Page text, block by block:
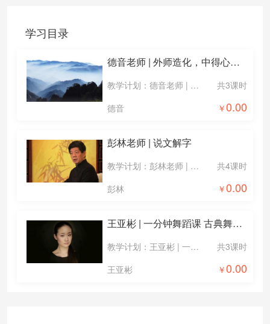
学习目录
德音老师 | 外师造化，中得心源——中国艺术的精神与人生的艺术
教学计划：德音老师 | 外师造化，中得心源——中国艺术的精神与人生的艺术-默认计划
共3课时
德音
0.00
彭林老师 | 说文解字
教学计划：彭林老师 | 说文解字-默认计划
共4课时
彭林
0.00
王亚彬 | 一分钟舞蹈课 古典舞动作轻松学
教学计划：王亚彬 | 一分钟舞蹈课 古典舞动作轻松学-默认计划
共3课时
王亚彬
0.00